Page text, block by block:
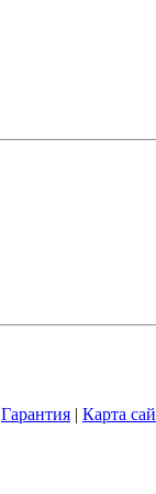
Гарантия | Карта